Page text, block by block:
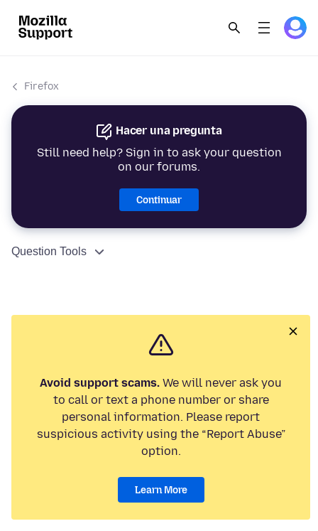
Firefox
Hacer una pregunta
Still need help? Sign in to ask your question
on our forums.
Continuar
Question Tools
Avoid support scams. We will never ask you
to call or text a phone number or share
personal information. Please report
suspicious activity using the “Report Abuse”
option.
Learn More